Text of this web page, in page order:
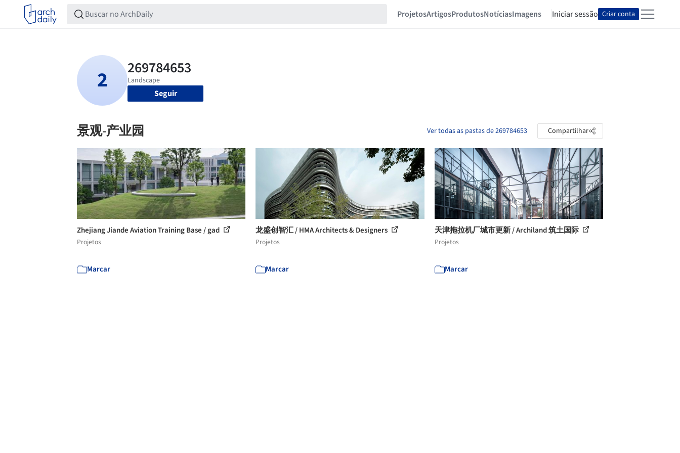
ProjetosArtigosProdutosNotíciasImagens Iniciar sessão Criar conta
Seguir
景观-产业园 Ver todas as pastas de 269784653 Compartilhar
Zhejiang Jiande Aviation Training Base / gad
Projetos
Marcar
龙盛创智汇 / HMA Architects & Designers
Projetos
Marcar
天津拖拉机厂城市更新 / Archiland 筑土国际
Projetos
Marcar